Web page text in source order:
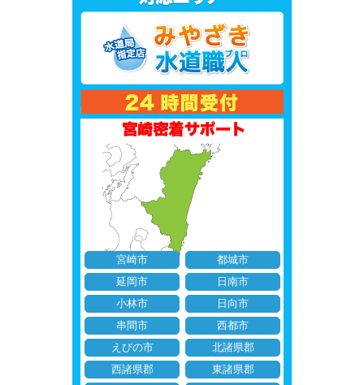
宮崎市
都城市
延岡市
日南市
小林市
日向市
串間市
西都市
えびの市
北諸県郡
西諸県郡
東諸県郡